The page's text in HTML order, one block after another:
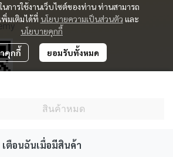
สินค้าหมด
เตือนฉันเมื่อมีสินค้า
การใช้งานเว็บไซต์ของท่าน ท่านสามารถ
พิ่มเติมได้ที่ นโยบายความเป็นส่วนตัว และ
นโยบายคุกกี้
คุกกี้ ยอมรับทั้งหมด